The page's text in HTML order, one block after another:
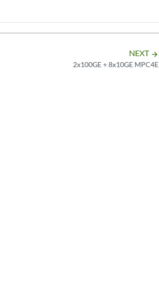
NEXT arrow_forward
2x100GE + 8x10GE MPC4E